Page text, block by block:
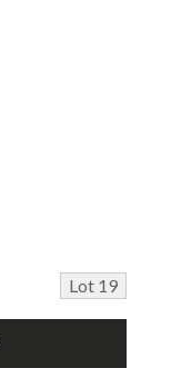
Lot 19